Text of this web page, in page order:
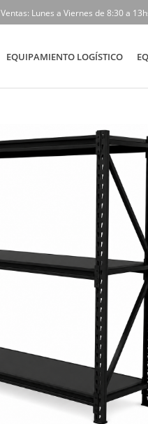
Ventas: Lunes a Viernes de 8:30 a
EQUIPAMIENTO LOGÍSTICO